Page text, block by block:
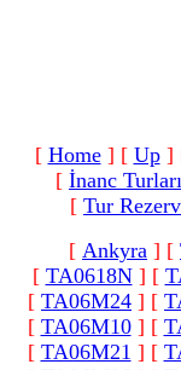
[ Home] [ Up]
[ İnanc Turları
[ Tur
[ Ankyra ] [
[ TA0618N] [
[ TA06M24 ] [
[ TA06M10] [
[ TA06M21 ] [